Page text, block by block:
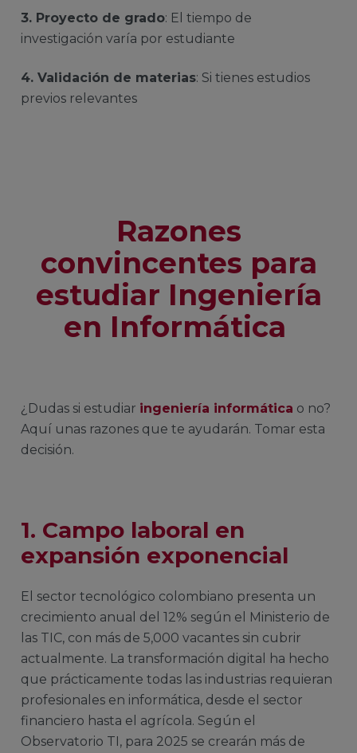
3. Proyecto de grado: El tiempo de
investigación varía por estudiante
4. Validación de materias: Si tienes estudios
previos relevantes
Razones
convincentes para
estudiar Ingeniería
en Informática
¿Dudas si estudiar ingeniería informática o no?
Aquí unas razones que te ayudarán. Tomar esta
decisión.
1. Campo laboral en
expansión exponencial
El sector tecnológico colombiano presenta un
crecimiento anual del 12% según el Ministerio de
las TIC, con más de 5,000 vacantes sin cubrir
actualmente. La transformación digital ha hecho
que prácticamente todas las industrias requieran
profesionales en informática, desde el sector
financiero hasta el agrícola. Según el
Observatorio TI, para 2025 se crearán más de